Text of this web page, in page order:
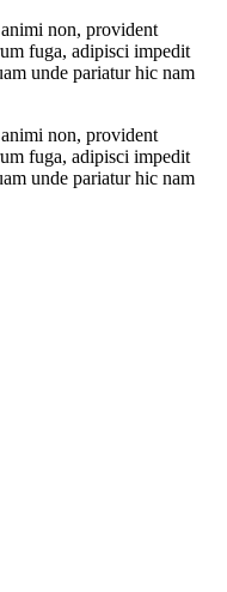
non, provident
fuga, adipisci impedit
unde pariatur hic nam
non, provident
fuga, adipisci impedit
unde pariatur hic nam